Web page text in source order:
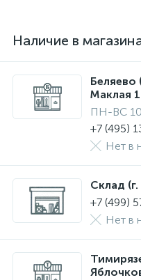
Наличие в
Беляево
Маклая
ПН-ВС
+7 (495)
Нет в
Склад
+7 (499)
Нет в